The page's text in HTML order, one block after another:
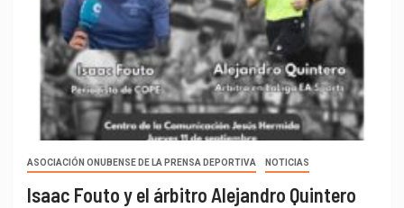
ASOCIACIÓN ONUBENSE DE LA PRENSA DEPORTIVA NOTICIAS
Isaac Fouto y el árbitro Alejandro Quintero